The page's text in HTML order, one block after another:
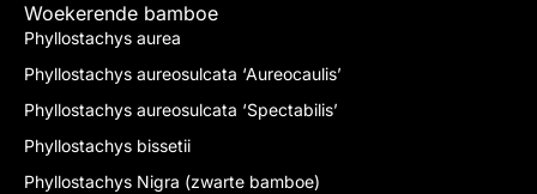
Woekerende bamboe
Phyllostachys aurea
Phyllostachys aureosulcata ‘Aureocaulis’
Phyllostachys aureosulcata ‘Spectabilis’
Phyllostachys bissetii
Phyllostachys Nigra (zwarte bamboe)